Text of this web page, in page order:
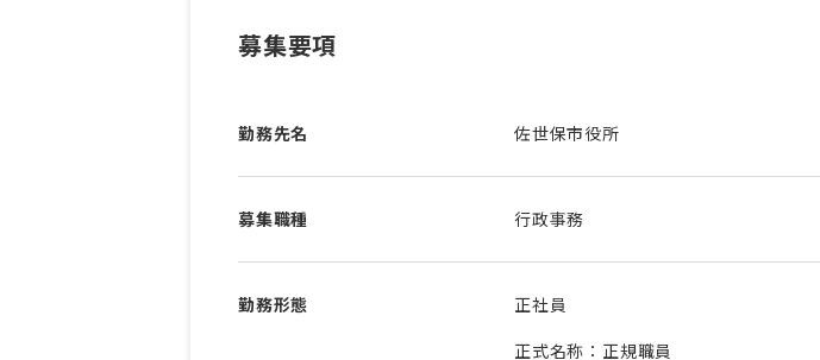
募集要項
勤務先名 佐世保市役所
募集職種 行政事務
勤務形態
正社員
正式名称：正規職員